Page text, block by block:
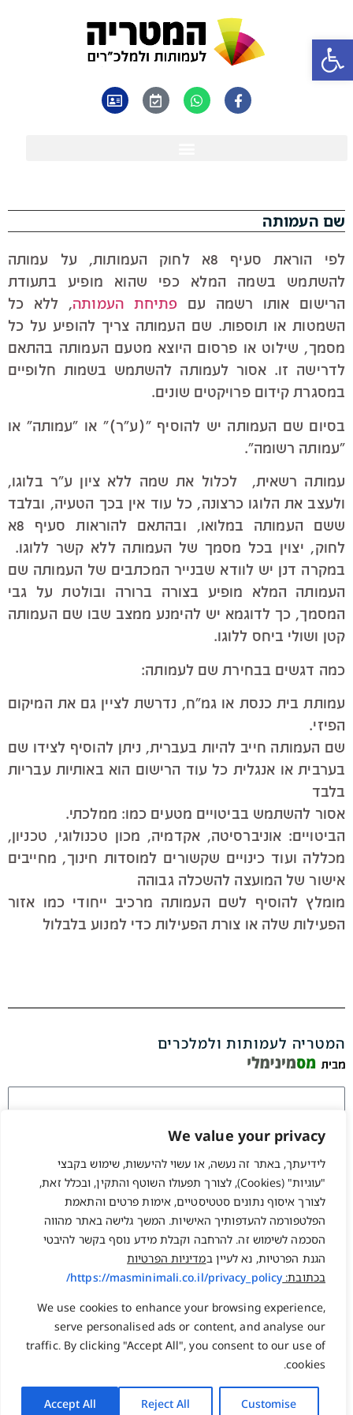
פתח סרגל נגישות
We value your privacy
לידיעתך, באתר זה נעשה, או עשוי להיעשות, שימוש בקבצי
"עוגיות" (Cookies), לצורך תפעולו השוטף והתקין, ובכלל זאת,
לצורך איסוף נתונים סטטיסטיים, אימות פרטים והתאמת
הפלטפורמה להעדפותיך האישיות. המשך גלישה באתר מהווה
הסכמה לשימוש זה. להרחבה וקבלת מידע נוסף בקשר להיבטי
הגנת הפרטיות, נא לעיין במדיניות הפרטיות
בכתובת: https://masminimali.co.il/privacy_policy/
We use cookies to enhance your browsing experience,
serve personalised ads or content, and analyse our
traffic. By clicking "Accept All", you consent to our use of
cookies.
Customise
Reject All
Accept All
שם העמותה
לפי הוראת סעיף 8א לחוק העמותות, על עמותה
להשתמש בשמה המלא כפי שהוא מופיע בתעודת
הרישום אותו רשמה עם פתיחת העמותה, ללא כל
השמטות או תוספות. שם העמותה צריך להופיע על כל
מסמך, שילוט או פרסום היוצא מטעם העמותה בהתאם
לדרישה זו. אסור לעמותה להשתמש בשמות חלופיים
במסגרת קידום פרויקטים שונים.
בסיום שם העמותה יש להוסיף "(ע"ר)" או "עמותה" או
"עמותה רשומה".
עמותה רשאית, לכלול את שמה ללא ציון ע"ר בלוגו,
ולעצב את הלוגו כרצונה, כל עוד אין בכך הטעיה, ובלבד
ששם העמותה במלואו, ובהתאם להוראות סעיף 8א
לחוק, יצוין בכל מסמך של העמותה ללא קשר ללוגו.
במקרה דנן יש לוודא שבנייר המכתבים של העמותה שם
העמותה המלא מופיע בצורה ברורה ובולטת על גבי
המסמך, כך לדוגמא יש להימנע ממצב שבו שם העמותה
קטן ושולי ביחס ללוגו.
כמה דגשים בבחירת שם לעמותה:
עמותת בית כנסת או גמ"ח, נדרשת לציין גם את המיקום
הפיזי.
שם העמותה חייב להיות בעברית, ניתן להוסיף לצידו שם
בערבית או אנגלית כל עוד הרישום הוא באותיות עבריות
בלבד
אסור להשתמש בביטויים מטעים כמו: ממלכתי.
הביטויים: אוניברסיטה, אקדמיה, מכון טכנולוגי, טכניון,
מכללה ועוד כינויים שקשורים למוסדות חינוך, מחייבים
אישור של המועצה להשכלה גבוהה
מומלץ להוסיף לשם העמותה מרכיב ייחודי כמו אזור
הפעילות שלה או צורת הפעילות כדי למנוע בלבלול
המטריה לעמותות ולמלכרים
זכור אותי
התחברות
המלאכה 17, בנימינה
ת.ד. 1584 גבעת עדה 3780800
משרד: 077-2231222
פקס : 03-5098131
ימים א-ה 08:30-17:30
להוסיף אותי לאנשי
ראשי